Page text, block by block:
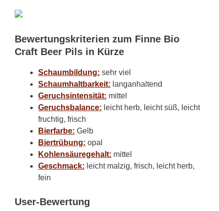
Bewertungskriterien zum Finne Bio
Craft Beer Pils in Kürze
Schaumbildung: sehr viel
Schaumhaltbarkeit: langanhaltend
Geruchsintensität: mittel
Geruchsbalance: leicht herb, leicht süß, leicht
fruchtig, frisch
Bierfarbe: Gelb
Biertrübung: opal
Kohlensäuregehalt: mittel
Geschmack: leicht malzig, frisch, leicht herb,
fein
User-Bewertung